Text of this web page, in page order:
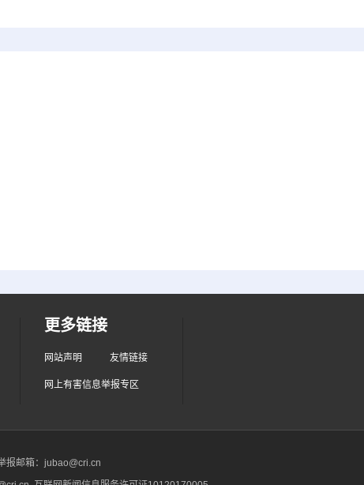
更多链接
网站声明 友情链接
网上有害信息举报专区
报邮箱：jubao@cri.cn